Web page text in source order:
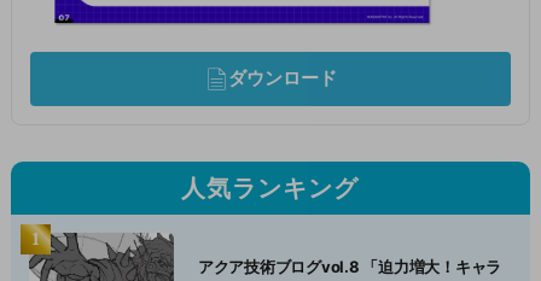
ダウンロード
人気ランキング
アクア技術ブログvol.8 「迫力増大！キャラ